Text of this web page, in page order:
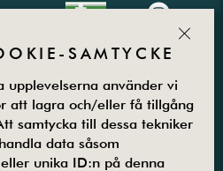
TODER
PARTN
SAMTYCKE
upplevelserna använder vi
att lagra och/eller få tillgång
samtycka till dessa tekniker
data såsom
unika ID:n på denna